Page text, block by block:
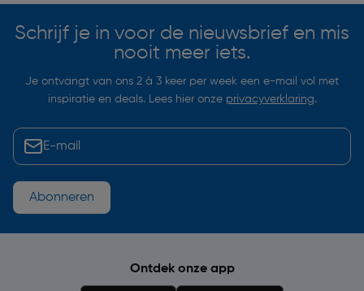
Schrijf je in voor de nieuwsbrief en mis
nooit meer iets.
Je ontvangt van ons 2 à 3 keer per week een e-mail vol met
inspiratie en deals. Lees hier onze privacyverklaring.
Abonneren
Ontdek onze app